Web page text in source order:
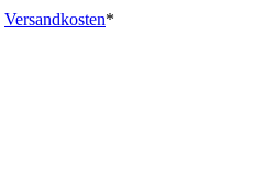
Versandkosten*